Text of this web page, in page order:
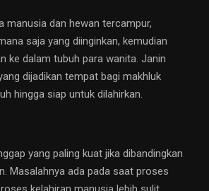
manusia dan hewan tercampur,
saja yang diinginkan, kemudian
ke dalam tubuh para wanita. Janin
dijadikan tempat bagi makhluk
hingga siap untuk dilahirkan.
yang paling kuat jika dibandingkan
Masalahnya ada pada saat proses